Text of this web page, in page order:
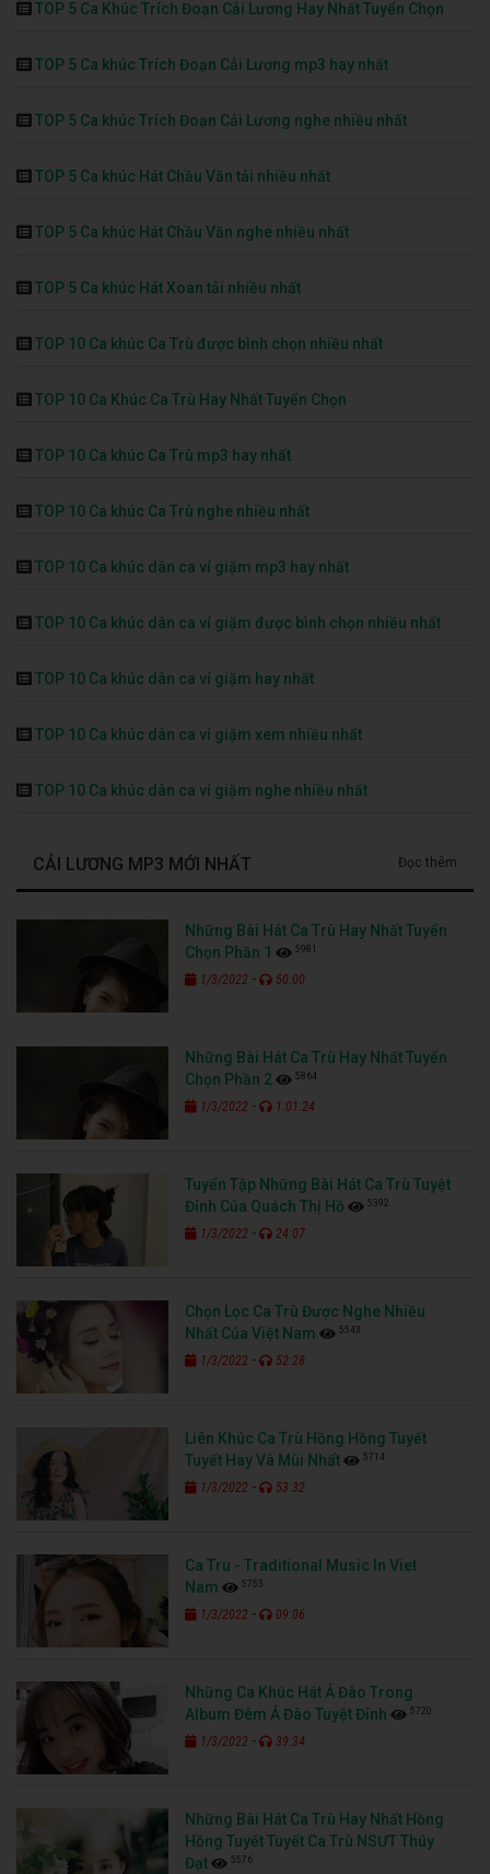
TOP 5 Ca Khúc Trích Đoạn Cải Lương Hay Nhất Tuyển Chọn
TOP 5 Ca khúc Trích Đoạn Cải Lương mp3 hay nhất
TOP 5 Ca khúc Trích Đoạn Cải Lương nghe nhiều nhất
TOP 5 Ca khúc Hát Chầu Văn tải nhiều nhất
TOP 5 Ca khúc Hát Chầu Văn nghe nhiều nhất
TOP 5 Ca khúc Hát Xoan tải nhiều nhất
TOP 10 Ca khúc Ca Trù được bình chọn nhiều nhất
TOP 10 Ca Khúc Ca Trù Hay Nhất Tuyển Chọn
TOP 10 Ca khúc Ca Trù mp3 hay nhất
TOP 10 Ca khúc Ca Trù nghe nhiều nhất
TOP 10 Ca khúc dân ca ví giặm mp3 hay nhất
TOP 10 Ca khúc dân ca ví giặm được bình chọn nhiều nhất
TOP 10 Ca khúc dân ca ví giặm hay nhất
TOP 10 Ca khúc dân ca ví giặm xem nhiều nhất
TOP 10 Ca khúc dân ca ví giặm nghe nhiều nhất
CẢI LƯƠNG MP3 MỚI NHẤT Đọc thêm
Những Bài Hát Ca Trù Hay Nhất Tuyển
Chọn Phần 1
5981
1/3/2022 - 50:00
Những Bài Hát Ca Trù Hay Nhất Tuyển
Chọn Phần 2
5864
1/3/2022 - 1:01:24
Tuyển Tập Những Bài Hát Ca Trù Tuyệt
Đỉnh Của Quách Thị Hồ
5392
1/3/2022 - 24:07
Chọn Lọc Ca Trù Được Nghe Nhiều
Nhất Của Việt Nam
5543
1/3/2022 - 52:28
Liên Khúc Ca Trù Hồng Hồng Tuyết
Tuyết Hay Và Mùi Nhất
5714
1/3/2022 - 53:32
Ca Tru - Traditional Music In Viet
Nam
5753
1/3/2022 - 09:06
Những Ca Khúc Hát Ả Đào Trong
Album Đêm Ả Đào Tuyệt Đỉnh
5720
1/3/2022 - 39:34
Những Bài Hát Ca Trù Hay Nhất Hồng
Hồng Tuyết Tuyết Ca Trù NSƯT Thúy
Đạt
5576